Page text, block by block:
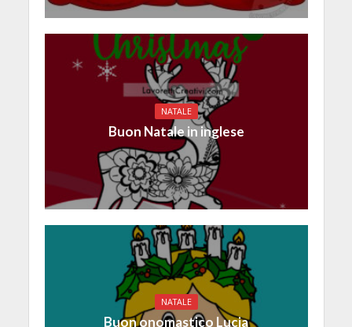
NATALE
Buon Natale in inglese
NATALE
Buon onomastico Lucia